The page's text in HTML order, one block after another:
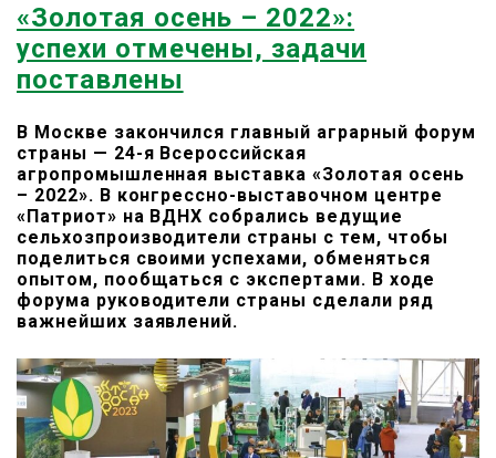
«Золотая осень – 2022»:
успехи отмечены, задачи
поставлены
В Москве закончился главный аграрный форум
страны — 24-я Всероссийская
агропромышленная выставка «Золотая осень
– 2022». В конгрессно-выставочном центре
«Патриот» на ВДНХ собрались ведущие
сельхозпроизводители страны с тем, чтобы
поделиться своими успехами, обменяться
опытом, пообщаться с экспертами. В ходе
форума руководители страны сделали ряд
важнейших заявлений.